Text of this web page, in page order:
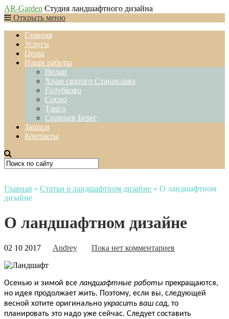
AR-Garden Студия ландшафтного дизайна
Открыть меню
Главная
Услуги
Цены
Наши работы
Нелаи
Храм святого Станислава
Голубково
Сосно
Танго
Солнцев Берег
Записи
Контакты
Главная » Статьи о ландшафтном дизайне » О ландшафтном
дизайне
О ландшафтном дизайне
02 10 2017 Andrey Пока нет комментариев
Осенью и зимой все ландшафтные работы прекращаются,
но идея продолжает жить. Поэтому, если вы, следующей
весной хотите оригинально украсить ваш сад, то
планировать это надо уже сейчас. Следует составить